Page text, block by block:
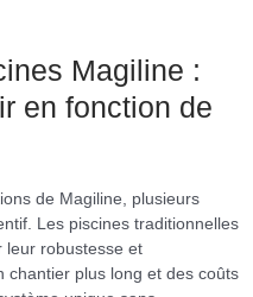
Magiline :
en fonction de
de Magiline, plusieurs
Les piscines traditionnelles
leur robustesse et
chantier plus long et des coûts